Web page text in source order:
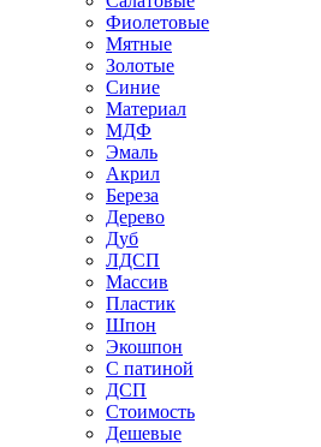
Фиолетовые
Мятные
Золотые
Синие
Материал
МДФ
Эмаль
Акрил
Береза
Дерево
Дуб
ЛДСП
Массив
Пластик
Шпон
Экошпон
С патиной
ДСП
Стоимость
Дешевые